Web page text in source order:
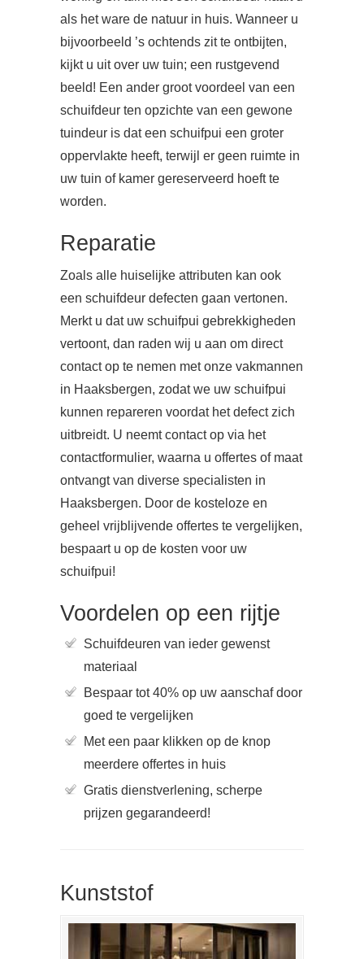
als het ware de natuur in huis. Wanneer u
bijvoorbeeld ’s ochtends zit te ontbijten,
kijkt u uit over uw tuin; een rustgevend
beeld! Een ander groot voordeel van een
schuifdeur ten opzichte van een gewone
tuindeur is dat een schuifpui een groter
oppervlakte heeft, terwijl er geen ruimte in
uw tuin of kamer gereserveerd hoeft te
worden.
Reparatie
Zoals alle huiselijke attributen kan ook
een schuifdeur defecten gaan vertonen.
Merkt u dat uw schuifpui gebrekkigheden
vertoont, dan raden wij u aan om direct
contact op te nemen met onze vakmannen
in Haaksbergen, zodat we uw schuifpui
kunnen repareren voordat het defect zich
uitbreidt. U neemt contact op via het
contactformulier, waarna u offertes of maat
ontvangt van diverse specialisten in
Haaksbergen. Door de kosteloze en
geheel vrijblijvende offertes te vergelijken,
bespaart u op de kosten voor uw
schuifpui!
Voordelen op een rijtje
Schuifdeuren van ieder gewenst
materiaal
Bespaar tot 40% op uw aanschaf door
goed te vergelijken
Met een paar klikken op de knop
meerdere offertes in huis
Gratis dienstverlening, scherpe
prijzen gegarandeerd!
Kunststof